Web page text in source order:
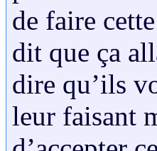
de faire
dit que ça
dire qu’ils
leur faisant